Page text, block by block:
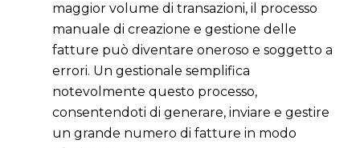
maggior volume di transazioni, il processo
manuale di creazione e gestione delle
fatture può diventare oneroso e soggetto a
errori. Un gestionale semplifica
notevolmente questo processo,
consentendoti di generare, inviare e gestire
un grande numero di fatture in modo